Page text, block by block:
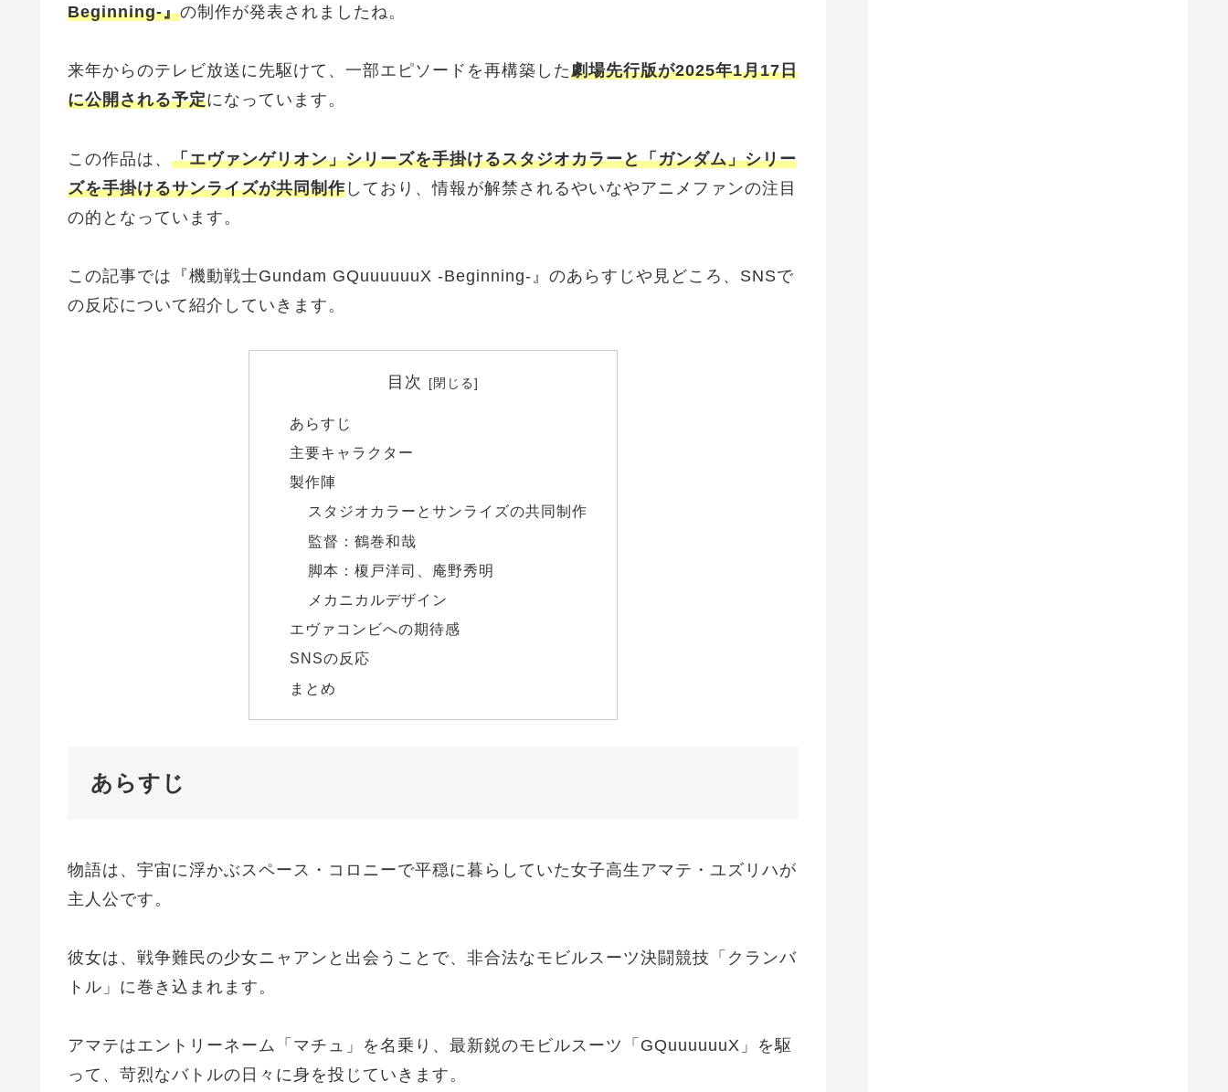
Beginning-』の制作が発表されましたね。
来年からのテレビ放送に先駆けて、一部エピソードを再構築した劇場先行版が2025年1月17日
に公開される予定になっています。
この作品は、 「エヴァンゲリオン」シリーズを手掛けるスタジオカラーと「ガンダム」シリー
ズを手掛けるサンライズが共同制作 しており、情報が解禁されるやいなやアニメファンの注目
の的となっています。
この記事では『機動戦士Gundam GQuuuuuuX -Beginning-』のあらすじや見どころ、SNSで
の反応について紹介していきます。
目次
あらすじ
主要キャラクター
製作陣
スタジオカラーとサンライズの共同制作
監督：鶴巻和哉
脚本：榎戸洋司、庵野秀明
メカニカルデザイン
エヴァコンビへの期待感
SNSの反応
まとめ
あらすじ
物語は、宇宙に浮かぶスペース・コロニーで平穏に暮らしていた女子高生アマテ・ユズリハが
主人公です。
彼女は、戦争難民の少女ニャアンと出会うことで、非合法なモビルスーツ決闘競技「クランバ
トル」に巻き込まれます。
アマテはエントリーネーム「マチュ」を名乗り、最新鋭のモビルスーツ「GQuuuuuuX」を駆
って、苛烈なバトルの日々に身を投じていきます。